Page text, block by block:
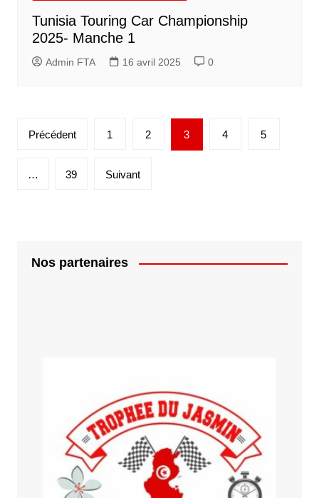
Tunisia Touring Car Championship
2025- Manche 1
Admin FTA 16 avril 2025 0
Pagination
publications
Précédent 1 2 3 4 5
… 39 Suivant
Nos partenaires